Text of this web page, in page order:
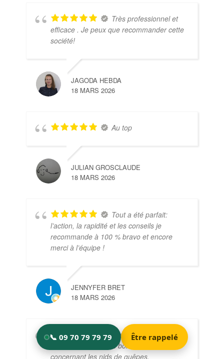
Très professionnel et
efficace . Je peux que recommander cette
société!
JAGODA HEBDA
18 MARS 2026
Au top
JULIAN GROSCLAUDE
18 MARS 2026
Tout a été parfait:
l’action, la rapidité et les conseils je
recommande à 100 % bravo et encore
merci à l’équipe !
JENNYFER BRET
18 MARS 2026
Intervention très
efficace avec de très bons conseils
concernant les nids de guêpes.